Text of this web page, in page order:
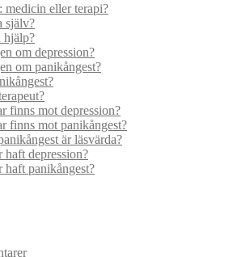
medicin eller terapi?
själv?
hjälp?
om depression?
om panikångest?
finns mot depression?
finns mot panikångest?
är läsvärda?
depression?
panikångest?